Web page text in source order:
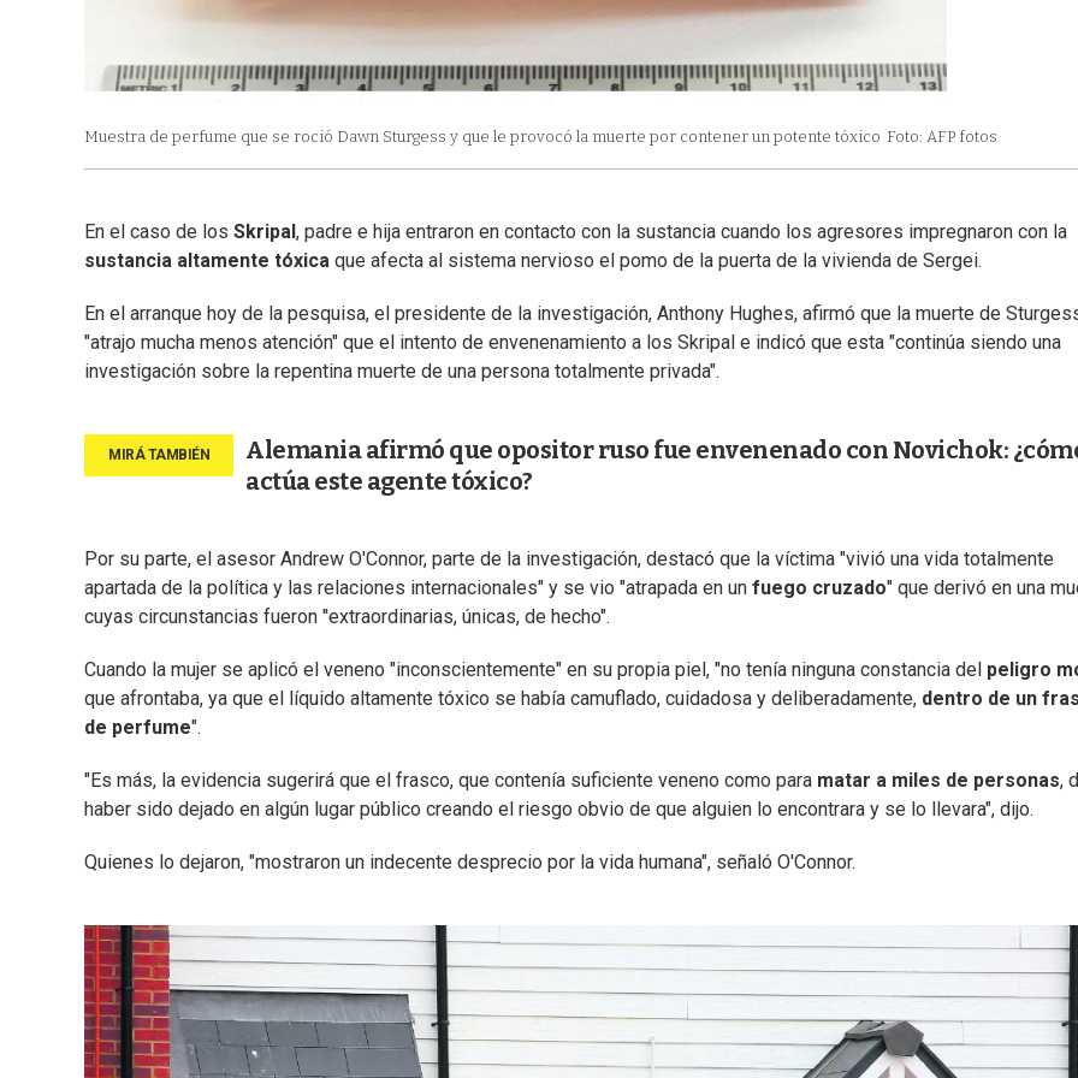
Muestra de perfume que se roció Dawn Sturgess y que le provocó la muerte por contener un potente tóxico Foto: AFP fotos
En el caso de los Skripal , padre e hija entraron en contacto con la sustancia cuando los agresores impregnaron con la
sustancia altamente tóxica que afecta al sistema nervioso el pomo de la puerta de la vivienda de Sergei.
En el arranque hoy de la pesquisa, el presidente de la investigación, Anthony Hughes, afirmó que la muerte de
"atrajo mucha menos atención" que el intento de envenenamiento a los Skripal e indicó que esta "continúa siendo una
investigación sobre la repentina muerte de una persona totalmente privada".
Alemania afirmó que opositor ruso fue envenenado con Novichok:
actúa este agente tóxico?
Por su parte, el asesor Andrew O'Connor, parte de la investigación, destacó que la víctima "vivió una vida totalmente
apartada de la política y las relaciones internacionales" y se vio "atrapada en un fuego cruzado" que derivó en una
cuyas circunstancias fueron "extraordinarias, únicas, de hecho".
Cuando la mujer se aplicó el veneno "inconscientemente" en su propia piel, "no tenía ninguna constancia del peligro
que afrontaba, ya que el líquido altamente tóxico se había camuflado, cuidadosa y deliberadamente, dentro de un
de perfume".
"Es más, la evidencia sugerirá que el frasco, que contenía suficiente veneno como para matar a miles de personas,
haber sido dejado en algún lugar público creando el riesgo obvio de que alguien lo encontrara y se lo llevara", dijo.
Quienes lo dejaron, "mostraron un indecente desprecio por la vida humana", señaló O'Connor.